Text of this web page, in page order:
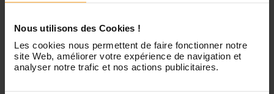
Nous utilisons des Cookies !
Les cookies nous permettent de faire fonctionner notre
site Web, améliorer votre expérience de navigation et
analyser notre trafic et nos actions publicitaires.
Mercredi Disponible de 00:00 à 00:30
Jeudi Disponible de 00:00 à 00:00
Vous souhaitez connaître les
disponibilités de Tiphanie ?